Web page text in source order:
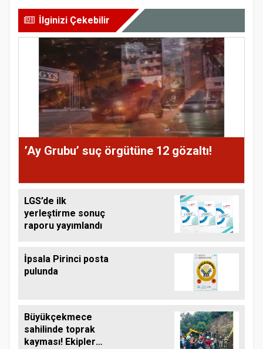
İlginizi Çekebilir
’Ay Grubu’ suç örgütüne 12 gözaltı!
LGS’de ilk
yerleştirme sonuç
raporu yayımlandı
İpsala Pirinci posta
pulunda
Büyükçekmece
sahilinde toprak
kayması! Ekipler